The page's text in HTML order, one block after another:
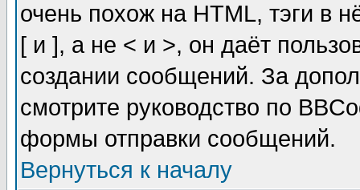
очень похож на HTML, тэги в
[ и ], а не < и >, он даёт
создании сообщений. За
смотрите руководство по
формы отправки сообщений.
Вернуться к началу